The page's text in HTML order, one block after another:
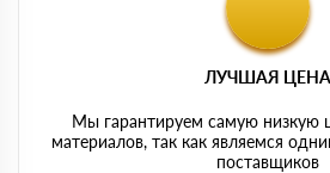
ЛУЧШАЯ ЦЕНА
Мы гарантируем самую низкую
материалов, так как являемся
поставщиков